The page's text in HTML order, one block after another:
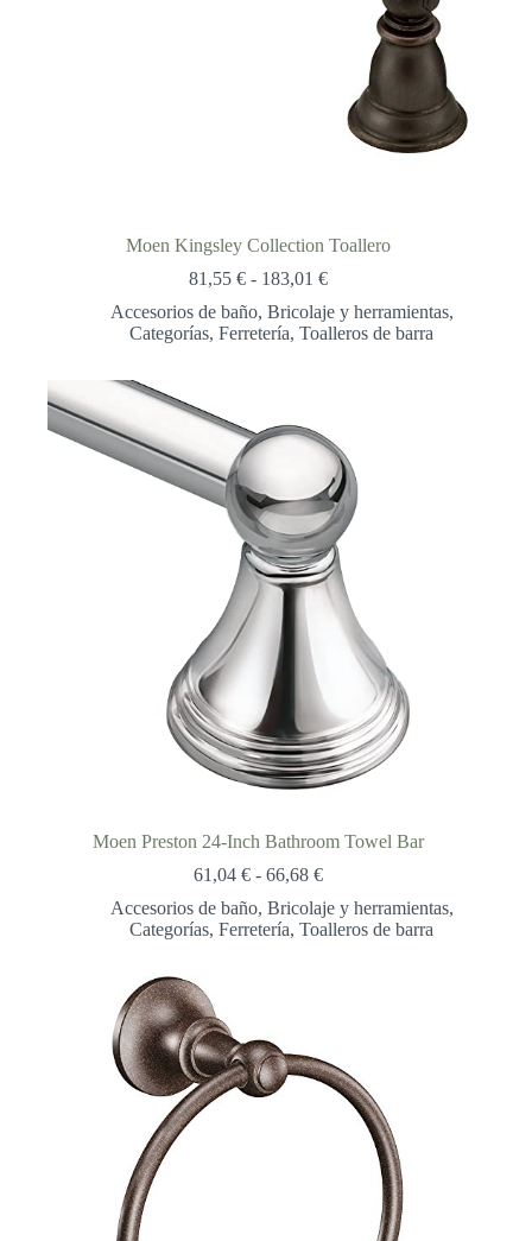
Moen Kingsley Collection Toallero
81,55 € - 183,01 €Rango
precios:
desde
Accesorios de baño, Bricolaje y herramientas,
Categorías,Ferretería,Toalleros de barra
Moen Preston 24-Inch Bathroom Towel Bar
61,04 € - 66,68 €Rango
precios:
desde
Accesorios de baño, Bricolaje y herramientas,
Categorías,Ferretería,Toalleros de barra